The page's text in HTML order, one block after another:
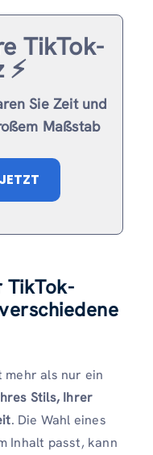
TikTok-
Sie Zeit und
Maßstab
TikTok-
mehr als nur ein
Stils, Ihrer
. Die Wahl eines
Inhalt passt, kann